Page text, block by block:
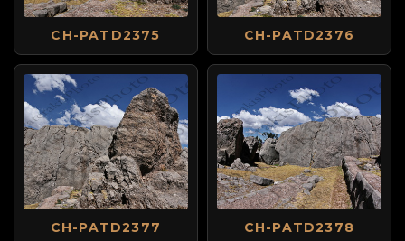
CH-PATD2375 CH-PATD2376
CH-PATD2377 CH-PATD2378